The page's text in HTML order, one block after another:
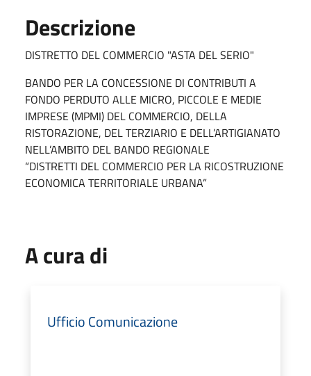
Descrizione
DISTRETTO DEL COMMERCIO "ASTA DEL SERIO"
BANDO PER LA CONCESSIONE DI CONTRIBUTI A
FONDO PERDUTO ALLE MICRO, PICCOLE E MEDIE
IMPRESE (MPMI) DEL COMMERCIO, DELLA
RISTORAZIONE, DEL TERZIARIO E DELL’ARTIGIANATO
NELL’AMBITO DEL BANDO REGIONALE
“DISTRETTI DEL COMMERCIO PER LA RICOSTRUZIONE
ECONOMICA TERRITORIALE URBANA”
A cura di
Ufficio Comunicazione